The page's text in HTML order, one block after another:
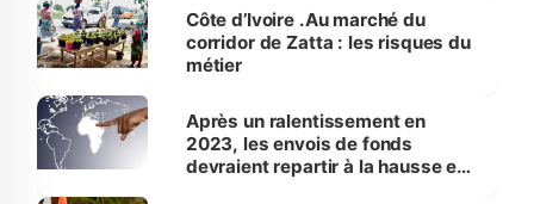
Côte d’Ivoire .Au marché du
corridor de Zatta : les risques du
métier
Après un ralentissement en
2023, les envois de fonds
devraient repartir à la hausse en